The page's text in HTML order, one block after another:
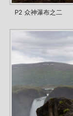
P2 众神瀑布之二